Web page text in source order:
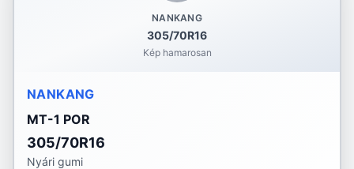
NANKANG
305/70R16
Kép hamarosan
NANKANG
MT-1 POR
305/70R16
Nyári gumi